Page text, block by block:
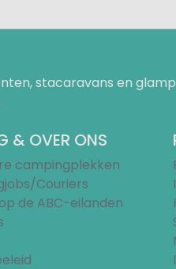
stacaravans en
& OVER ONS
campingplekken
Couriers
de ABC-eilanden